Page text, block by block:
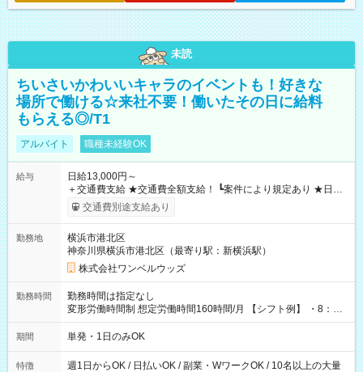
未読
ちいさいかわいいキャラのイベントも！好きな
場所で働ける☆来社不要！働いたその日に給料
もらえる◎/T1
アルバイト 職種未経験OK
給与
日給13,000円～
＋交通費支給 ★交通費全額支給！ ┗案件により規定あり ★日払
いOK！（規定あり） ┗働いたその日に現金GET♪ お仕事後はコ
ンビニATMから 日払い分を引き落とせます！ 【試用期間】試
交通費別途支給あり
勤務地
横浜市港北区
神奈川県横浜市港北区（最寄り駅：新横浜駅）
株式会社ワンベルウッズ
勤務時間
勤務時間は指定なし
変形労働時間制 想定労働時間160時間/月 【シフト例】 ・8：00
～21：00
期間 単発・1日のみOK
特徴
週1日からOK / 日払いOK / 副業・WワークOK / 10名以上の大量